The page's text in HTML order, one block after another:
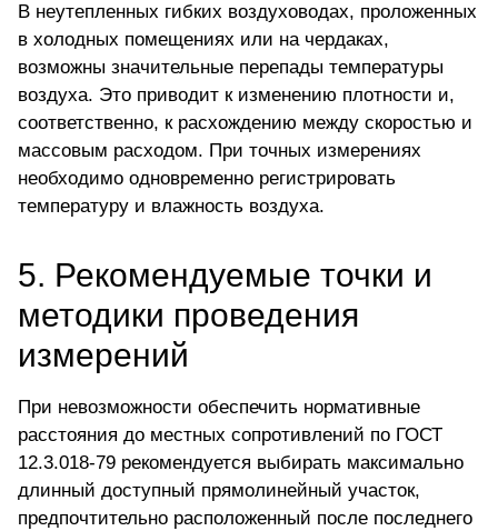
В неутепленных гибких воздуховодах, проложенных
в холодных помещениях или на чердаках,
возможны значительные перепады температуры
воздуха. Это приводит к изменению плотности и,
соответственно, к расхождению между скоростью и
массовым расходом. При точных измерениях
необходимо одновременно регистрировать
температуру и влажность воздуха.
5. Рекомендуемые точки и
методики проведения
измерений
При невозможности обеспечить нормативные
расстояния до местных сопротивлений по ГОСТ
12.3.018-79 рекомендуется выбирать максимально
длинный доступный прямолинейный участок,
предпочтительно расположенный после последнего